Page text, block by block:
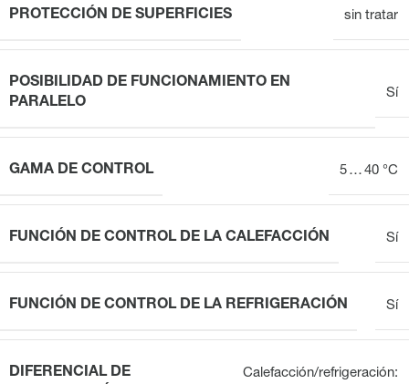
PROTECCIÓN DE SUPERFICIES sin tratar
POSIBILIDAD DE FUNCIONAMIENTO EN
PARALELO
Sí
GAMA DE CONTROL 5 … 40 °C
FUNCIÓN DE CONTROL DE LA CALEFACCIÓN Sí
FUNCIÓN DE CONTROL DE LA REFRIGERACIÓN Sí
DIFERENCIAL DE
Calefacción/refrigeración: